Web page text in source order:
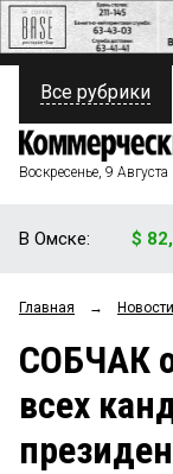
ПОЛИТИКА
ФИНАНСЫ
ОБЩЕСТВО
ЗАКОН
НОВОСТИ
Все рубрики
Воскресенье, 9 Августа
В Омске: $
Главная → Новости
СОБЧАК
всех